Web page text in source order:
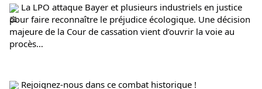
La LPO attaque Bayer et plusieurs industriels en justice
pour faire reconnaître le préjudice écologique. Une décision
majeure de la Cour de cassation vient d’ouvrir la voie au
procès…
Rejoignez-nous dans ce combat historique !